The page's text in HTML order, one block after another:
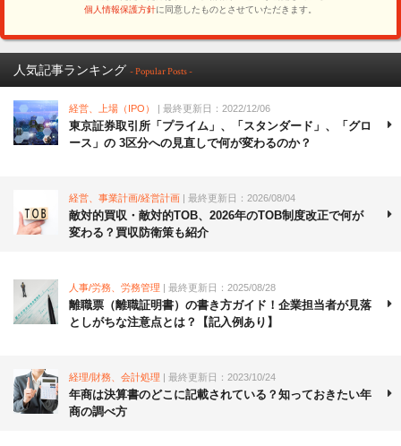
人気記事ランキング - Popular Posts -
経営、上場（IPO） | 最終更新日：2022/12/06
東京証券取引所「プライム」、「スタンダード」、「グロ
ース」の 3区分への見直しで何が変わるのか？
経営、事業計画/経営計画 | 最終更新日：2026/08/04
敵対的買収・敵対的TOB、2026年のTOB制度改正で何が
変わる？買収防衛策も紹介
人事/労務、労務管理 | 最終更新日：2025/08/28
離職票（離職証明書）の書き方ガイド！企業担当者が見落
としがちな注意点とは？【記入例あり】
経理/財務、会計処理 | 最終更新日：2023/10/24
年商は決算書のどこに記載されている？知っておきたい年
商の調べ方